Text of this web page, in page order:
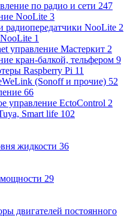
по радио и сети 247
NooLite 3
радиопередатчики NooLite 2
1
управление Мастеркит 2
кран-балкой, тельфером 9
Raspberry Pi 11
(Sonoff и прочие) 52
66
управление EctoControl 2
Smart life 102
жидкости 36
29
двигателей постоянного